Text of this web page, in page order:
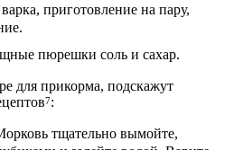
приготовление на пару,
пюрешки соль и сахар.
для прикорма, подскажут
7:
тщательно вымойте,